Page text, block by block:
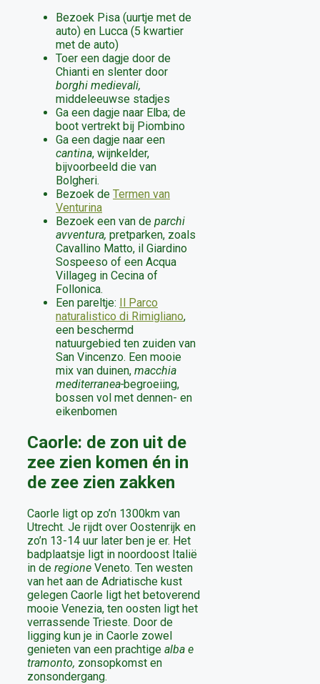
Bezoek Pisa (uurtje met de
auto) en Lucca (5 kwartier
met de auto)
Toer een dagje door de
Chianti en slenter door
borghi medievali,
middeleeuwse stadjes
Ga een dagje naar Elba; de
boot vertrekt bij Piombino
Ga een dagje naar een
cantina, wijnkelder,
bijvoorbeeld die van
Bolgheri.
Bezoek de Termen van
Venturina
Bezoek een van de parchi
avventura, pretparken, zoals
Cavallino Matto, il Giardino
Sospeeso of een Acqua
Villageg in Cecina of
Follonica.
Een pareltje: Il Parco
naturalistico di Rimigliano,
een beschermd
natuurgebied ten zuiden van
San Vincenzo. Een mooie
mix van duinen, macchia
mediterranea-begroeiing,
bossen vol met dennen- en
eikenbomen
Caorle: de zon uit de
zee zien komen én in
de zee zien zakken
Caorle ligt op zo’n 1300km van
Utrecht. Je rijdt over Oostenrijk en
zo’n 13-14 uur later ben je er. Het
badplaatsje ligt in noordoost Italië
in de regione Veneto. Ten westen
van het aan de Adriatische kust
gelegen Caorle ligt het betoverend
mooie Venezia, ten oosten ligt het
verrassende Trieste. Door de
ligging kun je in Caorle zowel
genieten van een prachtige alba e
tramonto, zonsopkomst en
zonsondergang.